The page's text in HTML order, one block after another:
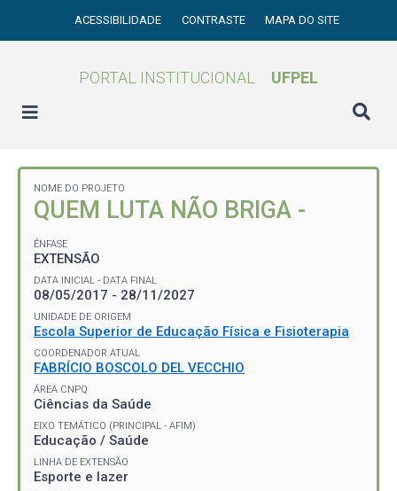
ACESSIBILIDADE CONTRASTE MAPA DO SITE
PORTAL INSTITUCIONAL UFPEL
NOME DO PROJETO
QUEM LUTA NÃO BRIGA -
ÊNFASE
EXTENSÃO
DATA INICIAL - DATA FINAL
08/05/2017 - 28/11/2027
UNIDADE DE ORIGEM
Escola Superior de Educação Física e Fisioterapia
COORDENADOR ATUAL
FABRÍCIO BOSCOLO DEL VECCHIO
ÁREA CNPQ
Ciências da Saúde
EIXO TEMÁTICO (PRINCIPAL - AFIM)
Educação / Saúde
LINHA DE EXTENSÃO
Esporte e lazer